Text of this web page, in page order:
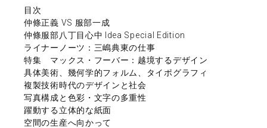
目次
仲條正義 VS 服部一成
仲條服部八丁目心中 Idea Special Edition
ライナーノーツ：三嶋典東の仕事
特集 マックス・フーバー：越境するデザイン
具体美術、幾何学的フォルム、タイポグラフィ
複製技術時代のデザインと社会
写真構成と色彩・文字の多重性
躍動する立体的な紙面
空間の生産へ向かって